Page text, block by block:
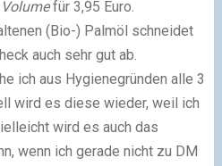
für 3,95 Euro.
(Bio-) Palmöl schneidet
auch sehr gut ab.
ich aus Hygienegründen alle 3
wird es diese wieder, weil ich
wird es auch das
wenn ich gerade nicht zu DM